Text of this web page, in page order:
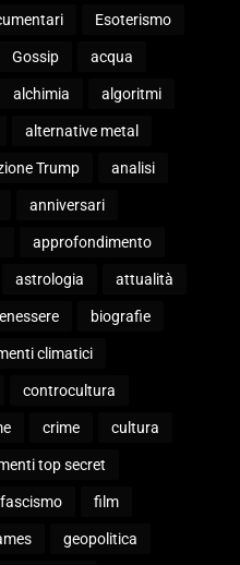
Esoterismo
Gossip acqua
alchimia algoritmi
alternative metal
Trump analisi
anniversari
approfondimento
astrologia attualità
biografie
climatici
controcultura
crime cultura
top secret
fascismo film
geopolitica